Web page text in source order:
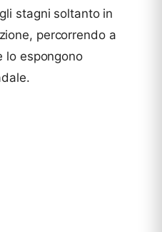
stagni soltanto in
percorrendo a
lo espongono